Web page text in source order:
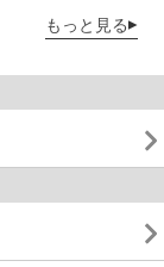
もっと見る